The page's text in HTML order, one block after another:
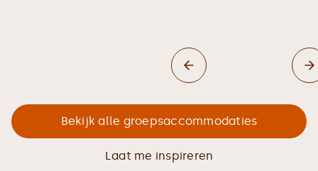
Bekijk alle groepsaccommodaties
Laat me inspireren